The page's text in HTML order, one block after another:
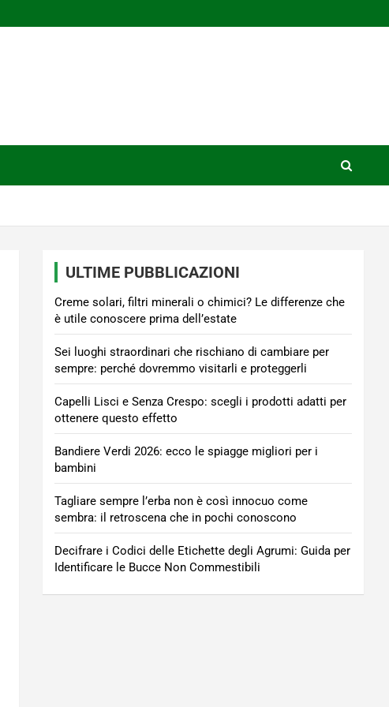
ULTIME PUBBLICAZIONI
Creme solari, filtri minerali o chimici? Le differenze che
è utile conoscere prima dell’estate
Sei luoghi straordinari che rischiano di cambiare per
sempre: perché dovremmo visitarli e proteggerli
Capelli Lisci e Senza Crespo: scegli i prodotti adatti per
ottenere questo effetto
Bandiere Verdi 2026: ecco le spiagge migliori per i
bambini
Tagliare sempre l’erba non è così innocuo come
sembra: il retroscena che in pochi conoscono
Decifrare i Codici delle Etichette degli Agrumi: Guida per
Identificare le Bucce Non Commestibili